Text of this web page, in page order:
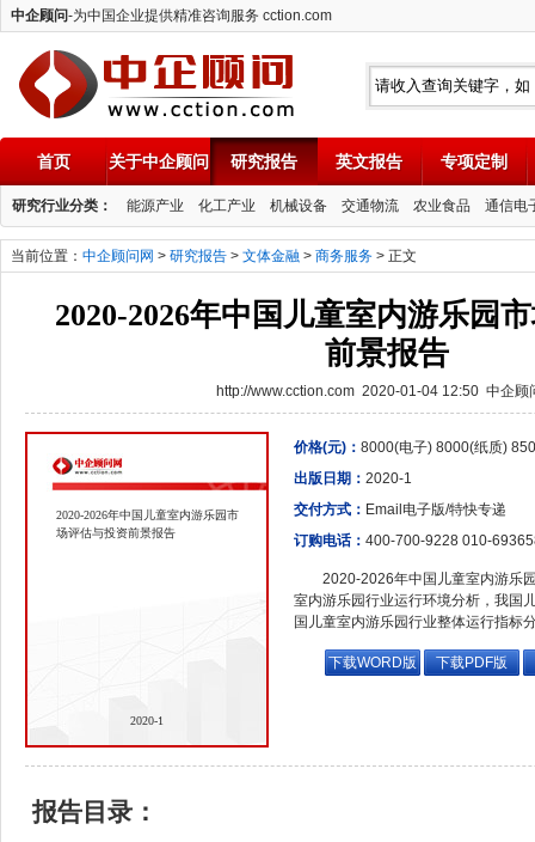
中企顾问-为中国企业提供精准咨询服务 cction.com
中企顾问
首页 关于中企顾问 研究报告 英文报告 专项定制
研究行业分类： 能源产业 化工产业 机械设备 交通物流 农业食品 通信电
当前位置： 中企顾问网 > 研究报告 > 文体金融 > 商务服务 > 正文
2020-2026年中国儿童室内游乐园
前景报告
http://www.cction.com 2020-01-04 12:50 中企顾
2020-2026年中国儿童室内游乐园市
场评估与投资前景报告
2020-1
价格(元)： 8000(电子) 8000(纸质)
出版日期： 2020-1
交付方式： Email电子版/特快专递
订购电话： 400-700-9228 010-
2020-2026年中国儿童室内游乐
室内游乐园行业运行环境分析，我国
国儿童室内游乐园行业整体运行指标
下载WORD版 下载PDF版
报告目录：